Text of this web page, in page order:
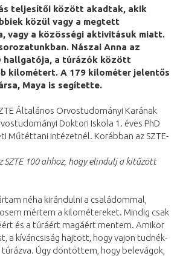
teljesítői között akadtak, akik
közül vagy a megtett
vagy a közösségi aktivitásuk miatt.
Nászai Anna az
hallgatója, a túrázók között
kilométert. A 179 kilométer jelentős
Maya is segítette.
Általános Orvostudományi Karának
Doktori Iskola 1. éves PhD
Műtéttani Intézetnél. Korábban az SZTE-
SZTE 100 ahhoz, hogy elindulj a kitűzött
néha kirándulni a családommal,
mértem a kilométereket. Mindig csak
és a túráért magáért mentem. Amikor
a kíváncsiság hajtott, hogy vajon tudnék-
Úgy döntöttem, hogy belevágok,